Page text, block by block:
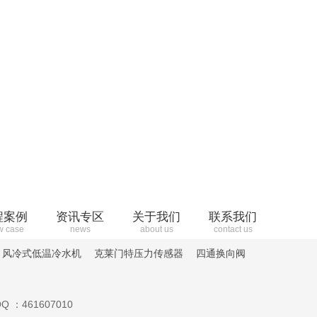
例
case
资讯专区
news
关于我们
about us
联系我们
contact us
风冷式低温冷水机 克莱门特压力传感器 四通换向阀
：461607010